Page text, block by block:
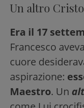
Un altro Cristo
Era il 17
Francesco
cuore
aspirazione:
Maestro. Un